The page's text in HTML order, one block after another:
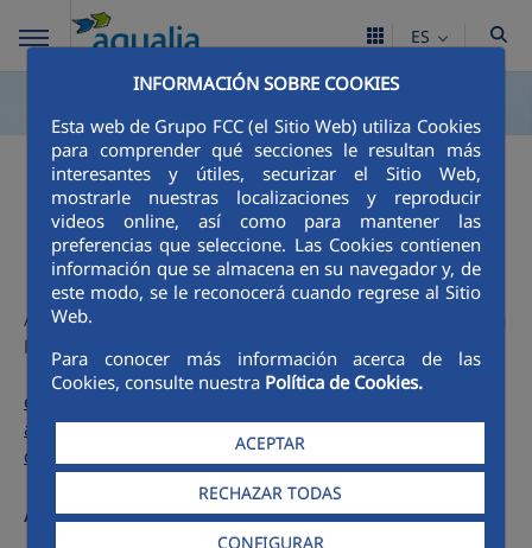
INFORMACIÓN SOBRE COOKIES
Esta web de Grupo FCC (el Sitio Web) utiliza Cookies
para comprender qué secciones le resultan más
interesantes y útiles, securizar el Sitio Web,
mostrarle nuestras localizaciones y reproducir
videos online, así como para mantener las
preferencias que seleccione. Las Cookies contienen
información que se almacena en su navegador y, de
este modo, se le reconocerá cuando regrese al Sitio
Web.
Para conocer más información acerca de las
Cookies, consulte nuestra Política de Cookies.
ACEPTAR
RECHAZAR TODAS
CONFIGURAR
ES
Calidad del agua
Aqualia, responsable de la gestión del agua de Jaén, realiza
los análisis exigidos (de control, completos y otros) según
Real Decreto 3/2023 de 10 de enero, por el que se
establecen los criterios técnicos-sanitarios de la calidad del
agua de consumo, su control y suministro. Boletín Oficial
del Estado, núm. 9 de 11 de enero de 2023 (PDF, 857 KB)
Acceso a SINAC